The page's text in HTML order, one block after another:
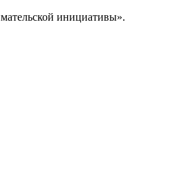
инициативы».